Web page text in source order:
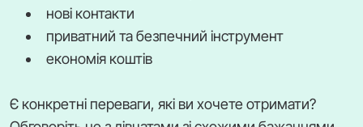
нові контакти
приватний та безпечний інструмент
економія коштів
Є конкретні переваги, які ви хочете отримати?